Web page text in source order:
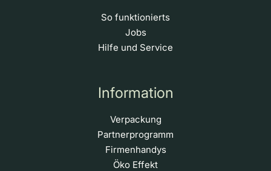
So funktionierts
Jobs
Hilfe und Service
Information
Verpackung
Partnerprogramm
Firmenhandys
Öko Effekt